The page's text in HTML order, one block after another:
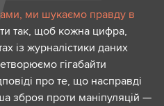
ми шукаємо правду в
так, щоб кожна цифра,
із журналістики даних
гігабайти
про те, що насправді
зброя проти маніпуляцій —